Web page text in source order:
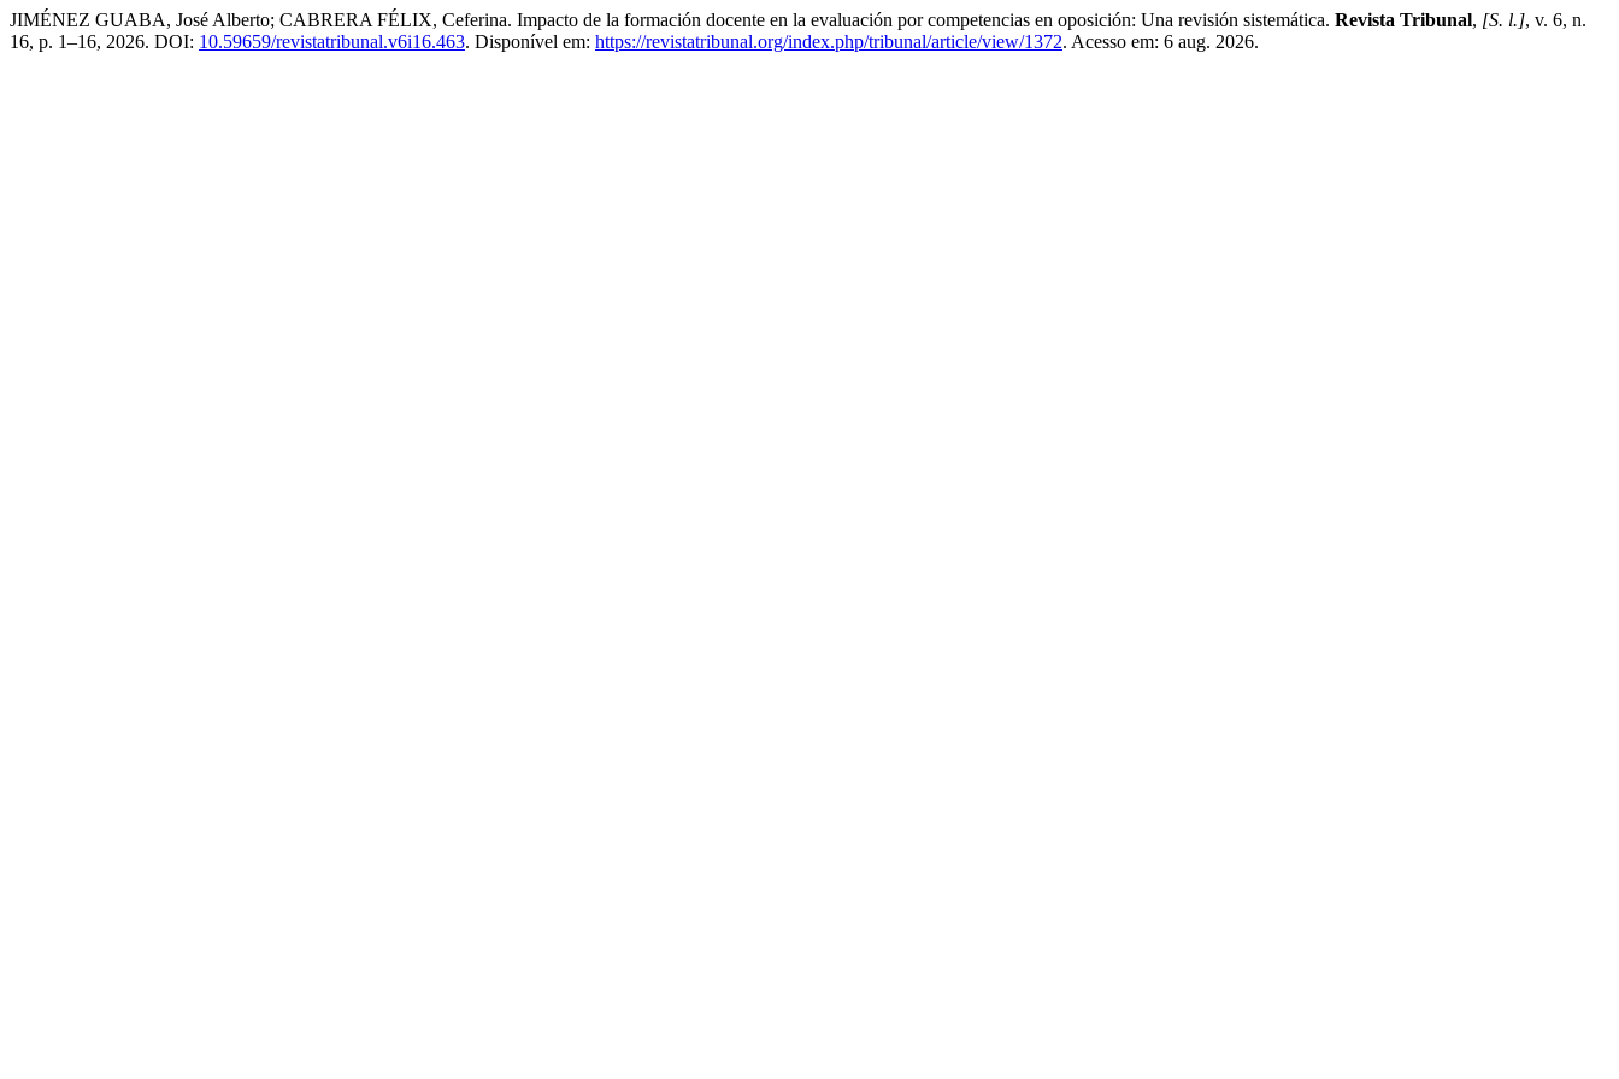
JIMÉNEZ GUABA, José Alberto; CABRERA FÉLIX, Ceferina. Impacto de la formación docente en la evaluación por competencias en oposición: Una revisión sistemática. Revista Tribunal, [S. l.], v. 6, n.
16, p. 1–16, 2026. DOI: 10.59659/revistatribunal.v6i16.463. Disponível em: https://revistatribunal.org/index.php/tribunal/article/view/1372. Acesso em: 6 aug. 2026.